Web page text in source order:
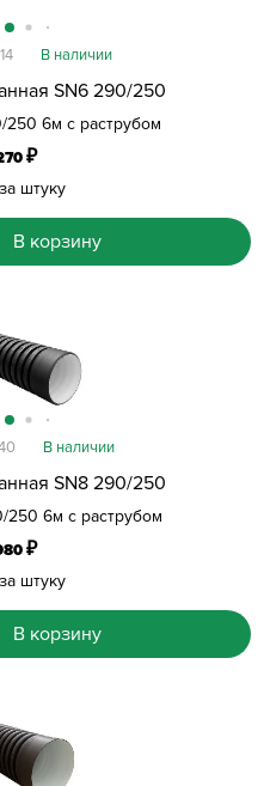
SN6 290/250
6м с раструбом
В наличии
₽
штуку
В корзину
SN8 290/250
6м с раструбом
В наличии
₽
штуку
В корзину